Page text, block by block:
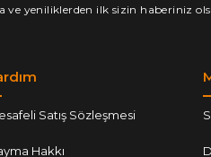
ve yeniliklerden ilk sizin haberiniz
Satış Sözleşmesi
Hakkı